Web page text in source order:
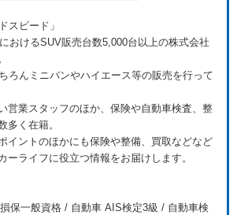
スピード」
おけるSUV販売台数5,000台以上の株式会社
ろんミニバンやハイエース等の販売を行って
営業スタッフのほか、保険や自動車検査、整
多く在籍。
イントのほかにも保険や整備、買取などなど
ーライフに役立つ情報をお届けします。
保一般資格 / 自動車 AIS検定3級 / 自動車検